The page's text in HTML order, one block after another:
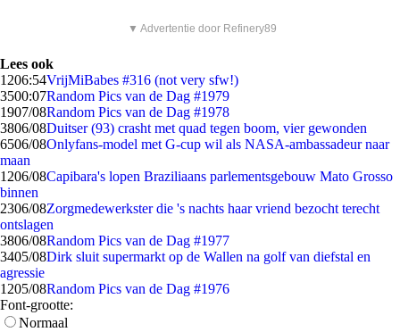
▼ Advertentie door Refinery89
Lees ook
1206:54VrijMiBabes #316 (not very sfw!)
3500:07Random Pics van de Dag #1979
1907/08Random Pics van de Dag #1978
3806/08Duitser (93) crasht met quad tegen boom, vier gewonden
6506/08Onlyfans-model met G-cup wil als NASA-ambassadeur naar
maan
1206/08Capibara's lopen Braziliaans parlementsgebouw Mato Grosso
binnen
2306/08Zorgmedewerkster die 's nachts haar vriend bezocht terecht
ontslagen
3806/08Random Pics van de Dag #1977
3405/08Dirk sluit supermarkt op de Wallen na golf van diefstal en
agressie
1205/08Random Pics van de Dag #1976
Font-grootte:
Normaal